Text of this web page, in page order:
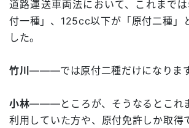
道路運送車両法において、これまで
付一種」、125cc以下が「原付二種」
した。
竹川―――では原付二種だけになりま
小林―――ところが、そうなるとこれ
利用していた方や、原付免許しか取得